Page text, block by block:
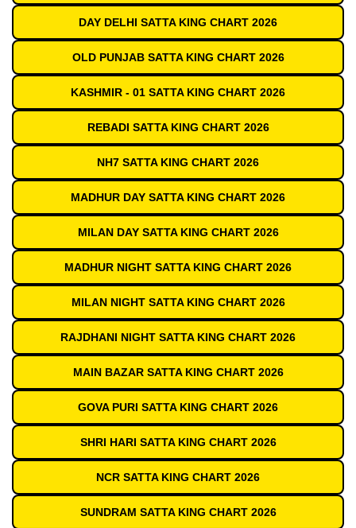
DAY DELHI SATTA KING CHART 2026
OLD PUNJAB SATTA KING CHART 2026
KASHMIR - 01 SATTA KING CHART 2026
REBADI SATTA KING CHART 2026
NH7 SATTA KING CHART 2026
MADHUR DAY SATTA KING CHART 2026
MILAN DAY SATTA KING CHART 2026
MADHUR NIGHT SATTA KING CHART 2026
MILAN NIGHT SATTA KING CHART 2026
RAJDHANI NIGHT SATTA KING CHART 2026
MAIN BAZAR SATTA KING CHART 2026
GOVA PURI SATTA KING CHART 2026
SHRI HARI SATTA KING CHART 2026
NCR SATTA KING CHART 2026
SUNDRAM SATTA KING CHART 2026